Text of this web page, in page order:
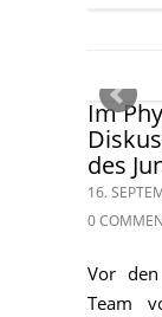
Im
des
16.
0
Vor den
Team